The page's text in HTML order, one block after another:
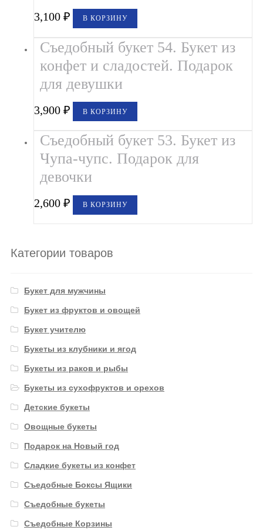
3,100₽ В КОРЗИНУ
Съедобный букет 54. Букет из
конфет и сладостей. Подарок
для девушки
3,900₽ В КОРЗИНУ
Съедобный букет 53. Букет из
Чупа-чупс. Подарок для
девочки
2,600₽ В КОРЗИНУ
Категории товаров
Букет для мужчины
Букет из фруктов и овощей
Букет учителю
Букеты из клубники и ягод
Букеты из раков и рыбы
Букеты из сухофруктов и орехов
Детские букеты
Овощные букеты
Подарок на Новый год
Сладкие букеты из конфет
Съедобные Боксы Ящики
Съедобные букеты
Съедобные Корзины